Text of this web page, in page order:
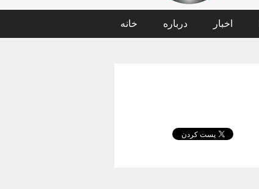
خانه درباره اخبار